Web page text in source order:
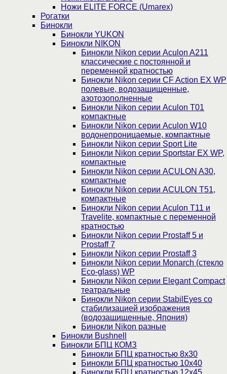
Ножи ELITE FORCE (Umarex)
Рогатки
Бинокли
Бинокли YUKON
Бинокли NIKON
Бинокли Nikon серии Aculon A211
классические с постоянной и
переменной кратностью
Бинокли Nikon серии СF Action EX WP
полевые, водозащищенные,
азотозополненные
Бинокли Nikon серии Aculon T01
компактные
Бинокли Nikon серии Aculon W10
водонепроницаемые, компактные
Бинокли Nikon серии Sport Lite
Бинокли Nikon серии Sportstar EX WP,
компактные
Бинокли Nikon серии ACULON A30,
компактные
Бинокли Nikon серии ACULON Т51,
компактные
Бинокли Nikon серии Aculon T11 и
Travelite, компактные с переменной
кратностью
Бинокли Nikon серии Prostaff 5 и
Prostaff 7
Бинокли Nikon серии Prostaff 3
Бинокли Nikon серии Monarch (стекло
Eco-glass) WP
Бинокли Nikon серии Elegant Compact
театральные
Бинокли Nikon серии StabilEyes со
стабилизацией изображения
(водозащищенные, Япония)
Бинокли Nikon разные
Бинокли Bushnell
Бинокли БПЦ КОМЗ
Бинокли БПЦ кратностью 8х30
Бинокли БПЦ кратностью 10х40
Бинокли БПЦ кратностью 12х45